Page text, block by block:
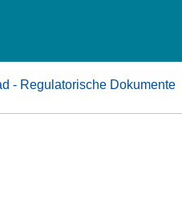
- Regulatorische Dokumente